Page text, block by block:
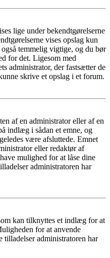
lige under bekendtgørelserne
vises opslag kun
temmelig vigtige, og du bør
for det. Ligesom med
administrator, der fastsætter de
skrive et opslag i et forum.
af en administrator eller af en
indlæg i sådan et emne, og
være afsluttede. Emnet
eller redaktør af
mulighed for at låse dine
administratoren har
kan tilknyttes et indlæg for at
for at anvende
tilladelser administratoren har